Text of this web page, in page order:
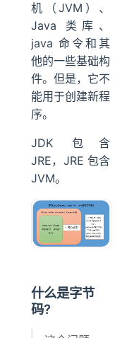
机（JVM）、
Java 类库、
java 命令和其
他的一些基础构
件。但是，它不
能用于创建新程
序。
JDK 包含
JRE，JRE 包含
JVM。
什么是字节
码?